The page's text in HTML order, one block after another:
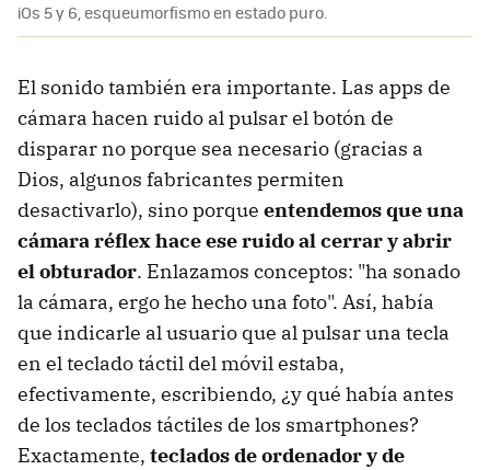
iOs 5 y 6, esqueumorfismo en estado puro.
El sonido también era importante. Las apps de
cámara hacen ruido al pulsar el botón de
disparar no porque sea necesario (gracias a
Dios, algunos fabricantes permiten
desactivarlo), sino porque entendemos que una
cámara réflex hace ese ruido al cerrar y abrir
el obturador. Enlazamos conceptos: "ha sonado
la cámara, ergo he hecho una foto". Así, había
que indicarle al usuario que al pulsar una tecla
en el teclado táctil del móvil estaba,
efectivamente, escribiendo, ¿y qué había antes
de los teclados táctiles de los smartphones?
Exactamente, teclados de ordenador y de